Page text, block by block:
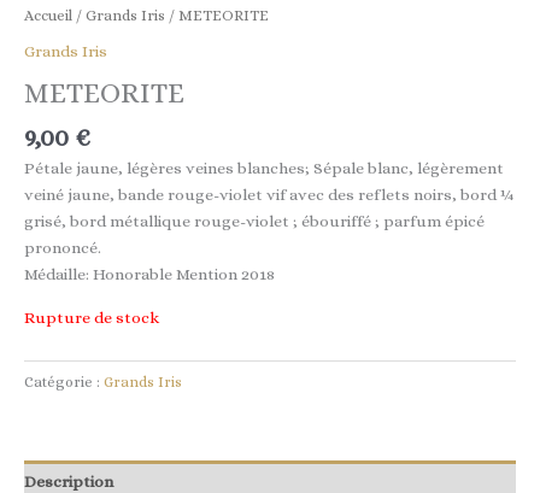
Accueil / Grands Iris / METEORITE
Grands Iris
METEORITE
9,00 €
Pétale jaune, légères veines blanches; Sépale blanc, légèrement
veiné jaune, bande rouge-violet vif avec des reflets noirs, bord ¼
grisé, bord métallique rouge-violet ; ébouriffé ; parfum épicé
prononcé.
Médaille: Honorable Mention 2018
Rupture de stock
Catégorie : Grands Iris
Description